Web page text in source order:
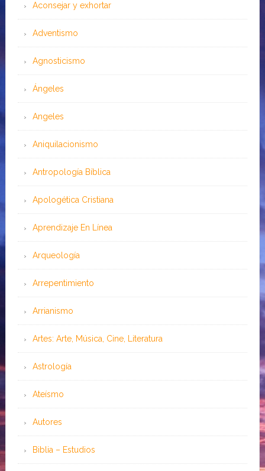
Aconsejar y exhortar
Adventismo
Agnosticismo
Ángeles
Angeles
Aniquilacionismo
Antropología Bíblica
Apologética Cristiana
Aprendizaje En Línea
Arqueología
Arrepentimiento
Arrianismo
Artes: Arte, Música, Cine, Literatura
Astrología
Ateísmo
Autores
Biblia – Estudios